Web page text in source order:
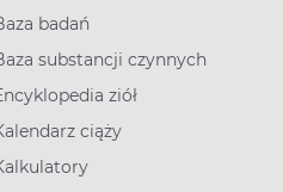
badań
substancji czynnych
ziół
ciąży